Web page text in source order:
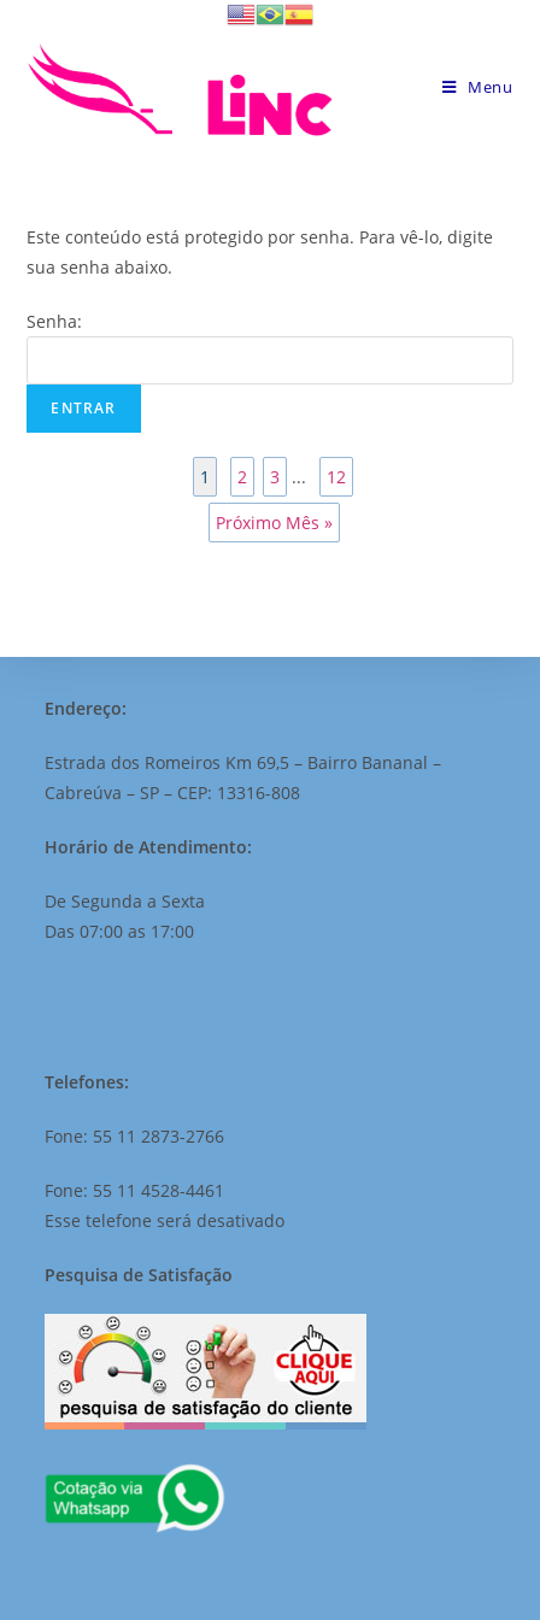
content
Menu
Este conteúdo está protegido por senha. Para vê-lo, digite
sua senha abaixo.
Senha:
1 2 3 ...
12
Próximo Mês »
Endereço:
Estrada dos Romeiros Km 69,5 – Bairro Bananal –
Cabreúva – SP – CEP: 13316-808
Horário de Atendimento:
De Segunda a Sexta
Das 07:00 as 17:00
Telefones:
Fone: 55 11 2873-2766
Fone: 55 11 4528-4461
Esse telefone será desativado
Pesquisa de Satisfação